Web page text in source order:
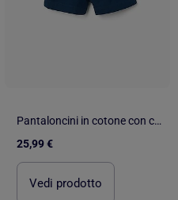
Pantaloncini in cotone con cintura elastica You&Me
25,99 €
Vedi prodotto